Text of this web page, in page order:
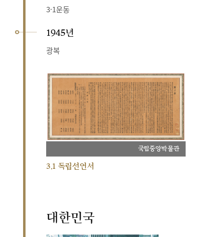
3·1운동
1945년
광복
국립중앙박물관
3.1 독립선언서
대한민국